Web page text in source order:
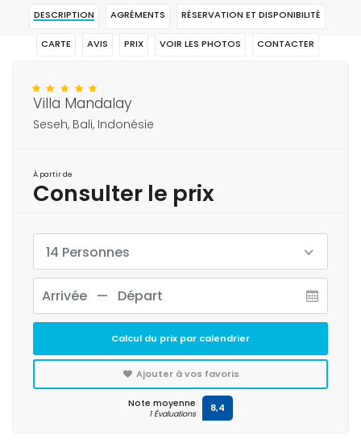
DESCRIPTION AGRÉMENTS RÉSERVATION ET DISPONIBILITÉ
CARTE AVIS PRIX VOIR LES PHOTOS CONTACTER
Villa Mandalay
Seseh, Bali, Indonésie
À partir de
Consulter le prix
14 Personnes
Calcul du prix par calendrier
Ajouter à vos favoris
Note moyenne
1 Évaluations 8,4